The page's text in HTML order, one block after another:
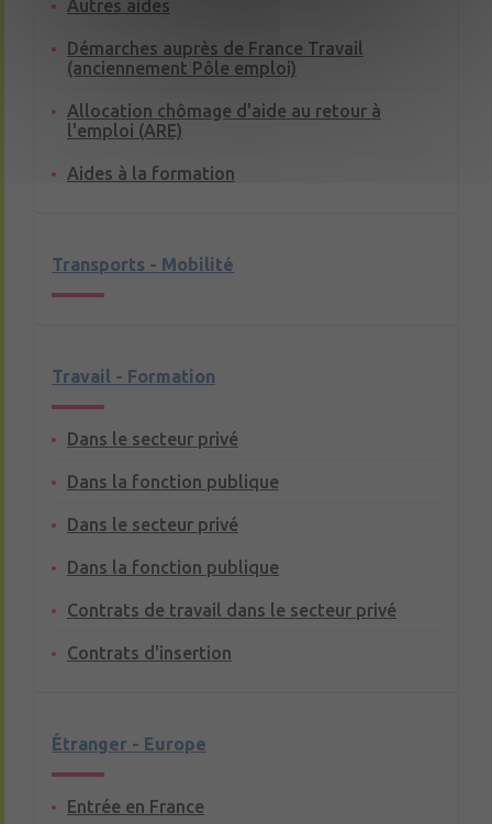
Autres aides
Démarches auprès de France Travail
(anciennement Pôle emploi)
Allocation chômage d'aide au retour à
l'emploi (ARE)
Aides à la formation
Transports - Mobilité
Travail - Formation
Dans le secteur privé
Dans la fonction publique
Dans le secteur privé
Dans la fonction publique
Contrats de travail dans le secteur privé
Contrats d'insertion
Étranger - Europe
Entrée en France